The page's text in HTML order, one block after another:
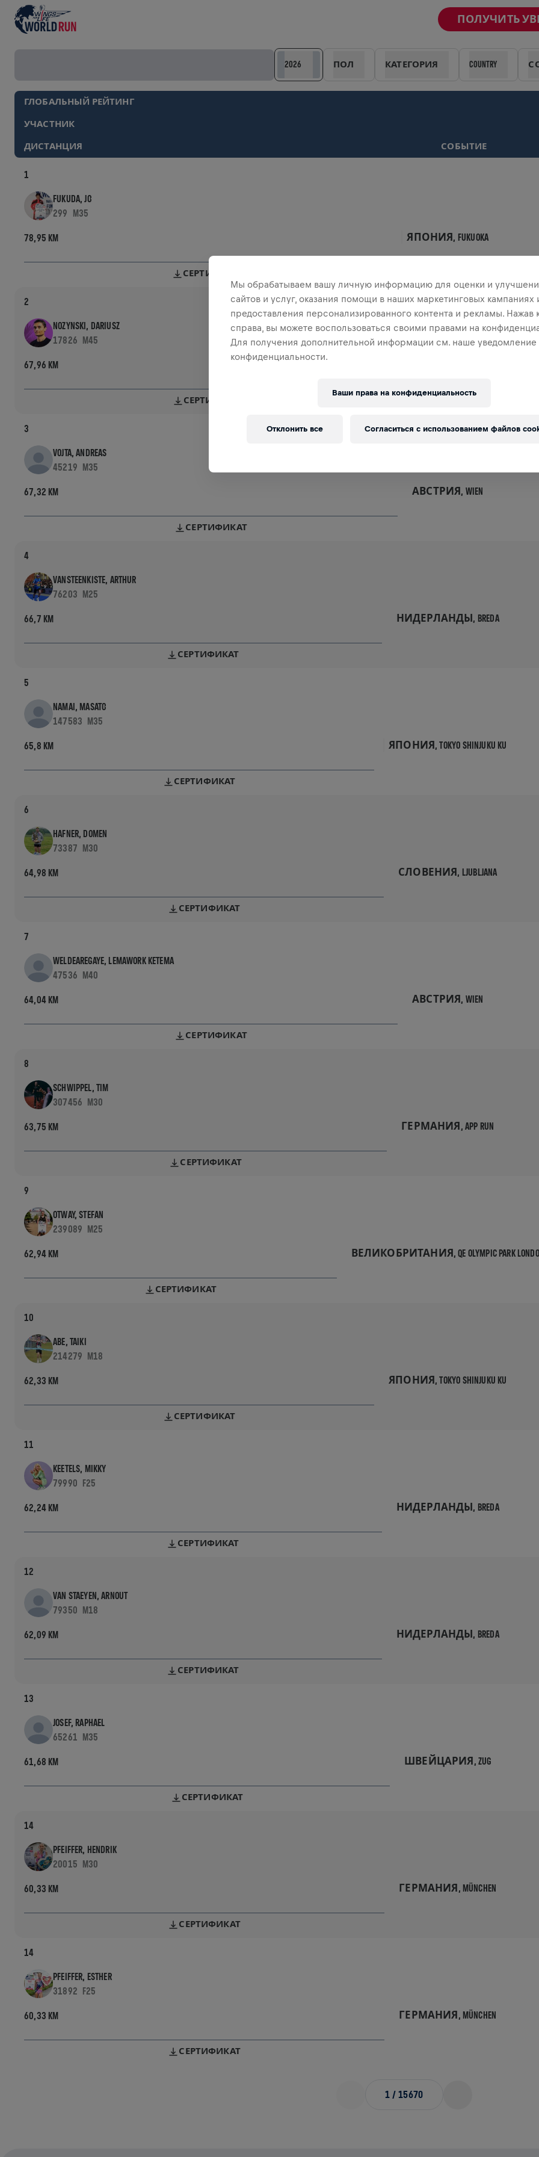
ПОЛУЧИТЬ
2026 ПОЛ КАТЕГОРИЯ COUNTRY
ГЛОБАЛЬНЫЙ РЕЙТИНГ
УЧАСТНИК
ДИСТАНЦИЯ СОБЫТИЕ
1
FUKUDA, JO
299
M35
78,95 KM ЯПОНИЯ, FUKUOKA
СЕРТИФИКАТ
2
NOZYNSKI, DARIUSZ
17826 M45
67,96 KM
СЕРТИФИКАТ
3
VOJTA, ANDREAS
45219 M35
67,32 KM АВСТРИЯ, WIEN
СЕРТИФИКАТ
4
VANSTEENKISTE, ARTHUR
76203 M25
66,7 KM НИДЕРЛАНДЫ, BREDA
СЕРТИФИКАТ
5
NAMAI, MASATO
147583 M35
65,8 KM ЯПОНИЯ,TOKYO SHINJUKU KU
СЕРТИФИКАТ
6
HAFNER, DOMEN
73387 M30
64,98 KM СЛОВЕНИЯ, LJUBLJANA
СЕРТИФИКАТ
7
WELDEAREGAYE, LEMAWORK KETEMA
47536 M40
64,04 KM АВСТРИЯ, WIEN
СЕРТИФИКАТ
8
SCHWIPPEL, TIM
307456 M30
63,75 KM ГЕРМАНИЯ, APP RUN
СЕРТИФИКАТ
9
OTWAY, STEFAN
239089 M25
62,94 KM ВЕЛИКОБРИТАНИЯ,QE OLYMPIC PARK
СЕРТИФИКАТ
10
ABE, TAIKI
214279 M18
62,33 KM ЯПОНИЯ,TOKYO SHINJUKU KU
СЕРТИФИКАТ
11
KEETELS, MIKKY
79990 F25
62,24 KM НИДЕРЛАНДЫ, BREDA
СЕРТИФИКАТ
12
VAN STAEYEN, ARNOUT
79350 M18
62,09 KM НИДЕРЛАНДЫ, BREDA
СЕРТИФИКАТ
13
JOSEF, RAPHAEL
65261 M35
61,68 KM ШВЕЙЦАРИЯ, ZUG
СЕРТИФИКАТ
14
PFEIFFER, HENDRIK
20015 M30
60,33 KM ГЕРМАНИЯ, MÜNCHEN
СЕРТИФИКАТ
14
PFEIFFER, ESTHER
31892 F25
60,33 KM ГЕРМАНИЯ, MÜNCHEN
СЕРТИФИКАТ
1 / 15670
Мы обрабатываем вашу личную информацию для оценки и
сайтов и услуг, оказания помощи в наших маркетинговых кампаниях
предоставления персонализированного контента и рекламы. Нажав
справа, вы можете воспользоваться своими правами на
Для получения дополнительной информации см. наше уведомление
конфиденциальности.
Ваши права на конфиденциальность
Отклонить все Согласиться с использованием файлов